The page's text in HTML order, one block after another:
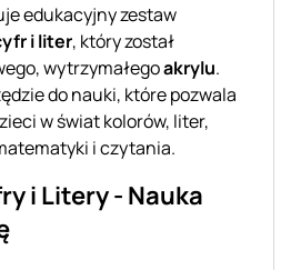
edukacyjny zestaw
i liter, który został
wytrzymałegoakrylu.
do nauki, które pozwala
w świat kolorów, liter,
i czytania.
i Litery - Nauka